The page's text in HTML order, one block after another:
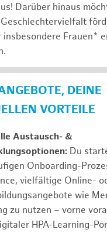
Darüber hinaus
Geschlechtervielfalt
insbesondere Frauen*
DEINE
VORTEILE
Austausch- &
Du
Onboarding-
vielfältige Online-
wie
zu nutzen – vorne
HPA-Learning-